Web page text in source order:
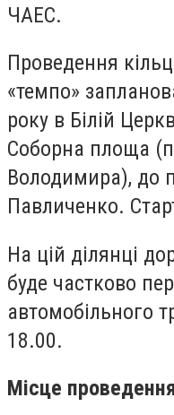
ЧАЕС.
Проведення
«темпо»
року в Білій
Соборна площа
Володимира), до
Павличенко.
На цій ділянці
буде частково
автомобільного
18.00.
Місце